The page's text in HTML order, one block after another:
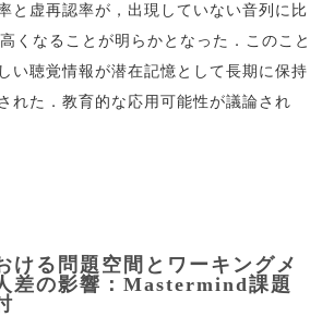
と虚再認率が，出現していない音列に比
くなることが明らかとなった．このこと
い聴覚情報が潜在記憶として長期に保持
れた．教育的な応用可能性が議論され
ける問題空間とワーキングメ
差の影響：Mastermind課題